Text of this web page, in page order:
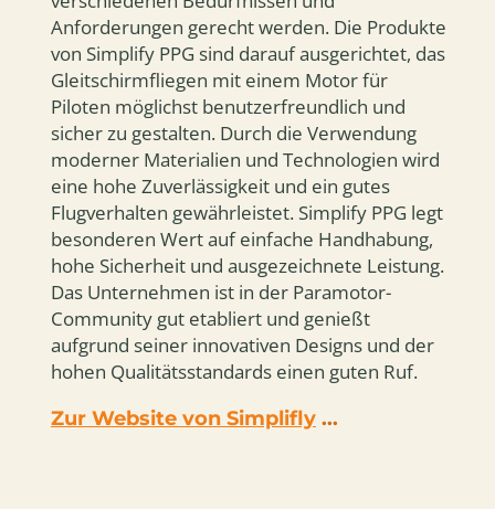
Anforderungen gerecht werden. Die Produkte
von Simplify PPG sind darauf ausgerichtet, das
Gleitschirmfliegen mit einem Motor für
Piloten möglichst benutzerfreundlich und
sicher zu gestalten. Durch die Verwendung
moderner Materialien und Technologien wird
eine hohe Zuverlässigkeit und ein gutes
Flugverhalten gewährleistet. Simplify PPG legt
besonderen Wert auf einfache Handhabung,
hohe Sicherheit und ausgezeichnete Leistung.
Das Unternehmen ist in der Paramotor-
Community gut etabliert und genießt
aufgrund seiner innovativen Designs und der
hohen Qualitätsstandards einen guten Ruf.
Zur Website von Simplifly...